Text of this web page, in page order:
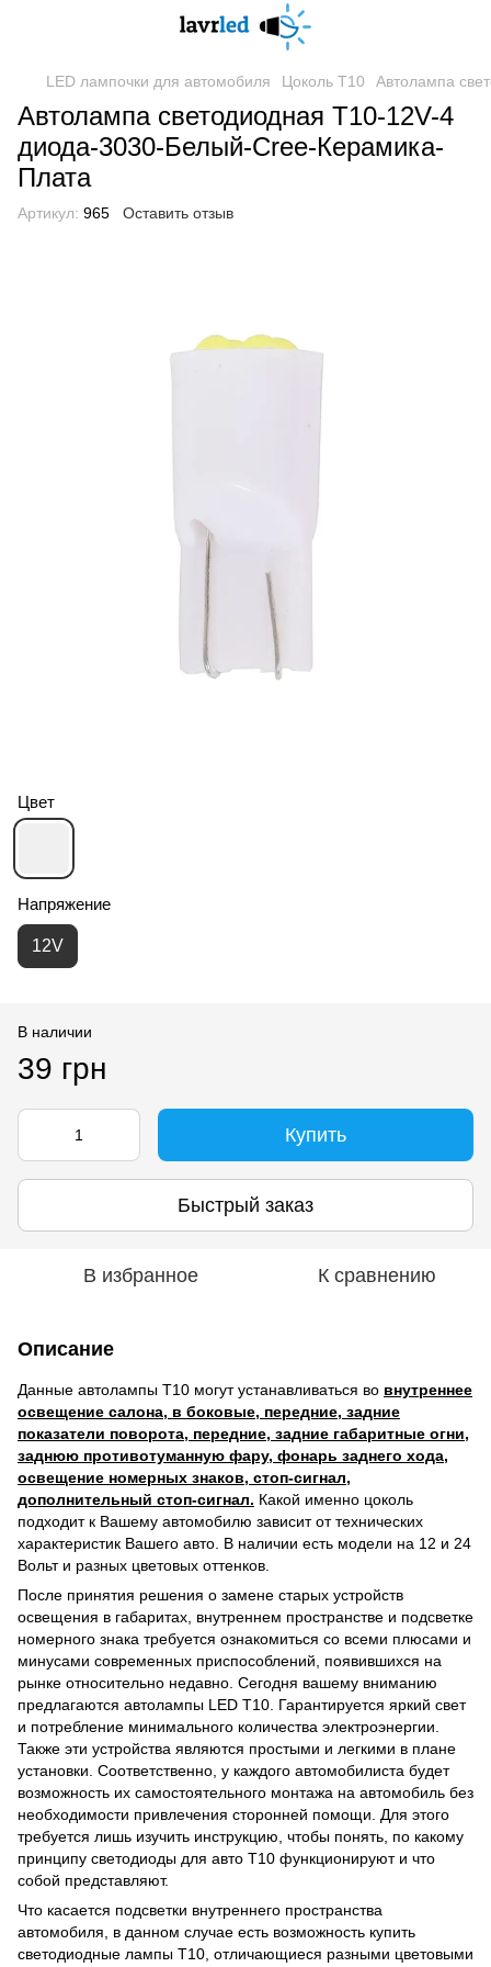
LED лампочки для автомобиля Цоколь Т10 Автолампа
Автолампа светодиодная Т10-12V-4
диода-3030-Белый-Cree-Керамика-
Плата
Артикул: 965 Оставить отзыв
Цвет
Напряжение
12V
В наличии
39 грн
Купить
Быстрый заказ
В избранное К сравнению
Описание
Данные автолампы Т10 могут устанавливаться во внутреннее
освещение салона, в боковые, передние, задние
показатели поворота, передние, задние габаритные огни,
заднюю противотуманную фару, фонарь заднего хода,
освещение номерных знаков, стоп-сигнал,
дополнительный стоп-сигнал. Какой именно цоколь
подходит к Вашему автомобилю зависит от технических
характеристик Вашего авто. В наличии есть модели на 12 и 24
Вольт и разных цветовых оттенков.
После принятия решения о замене старых устройств
освещения в габаритах, внутреннем пространстве и подсветке
номерного знака требуется ознакомиться со всеми плюсами и
минусами современных приспособлений, появившихся на
рынке относительно недавно. Сегодня вашему вниманию
предлагаются автолампы LED Т10. Гарантируется яркий свет
и потребление минимального количества электроэнергии.
Также эти устройства являются простыми и легкими в плане
установки. Соответственно, у каждого автомобилиста будет
возможность их самостоятельного монтажа на автомобиль без
необходимости привлечения сторонней помощи. Для этого
требуется лишь изучить инструкцию, чтобы понять, по какому
принципу светодиоды для авто T10 функционируют и что
собой представляют.
Что касается подсветки внутреннего пространства
автомобиля, в данном случае есть возможность купить
светодиодные лампы Т10, отличающиеся разными цветовыми